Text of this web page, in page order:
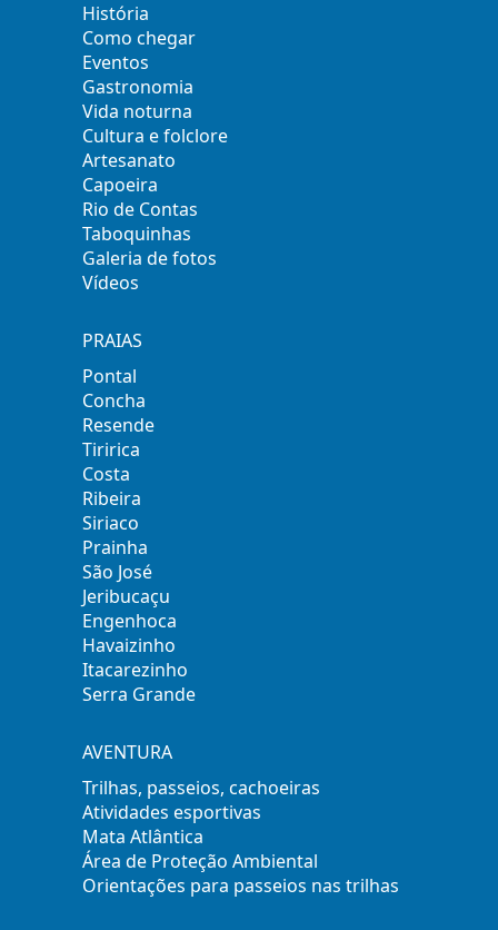
História
Como chegar
Eventos
Gastronomia
Vida noturna
Cultura e folclore
Artesanato
Capoeira
Rio de Contas
Taboquinhas
Galeria de fotos
Vídeos
PRAIAS
Pontal
Concha
Resende
Tiririca
Costa
Ribeira
Siriaco
Prainha
São José
Jeribucaçu
Engenhoca
Havaizinho
Itacarezinho
Serra Grande
AVENTURA
Trilhas, passeios, cachoeiras
Atividades esportivas
Mata Atlântica
Área de Proteção Ambiental
Orientações para passeios nas trilhas